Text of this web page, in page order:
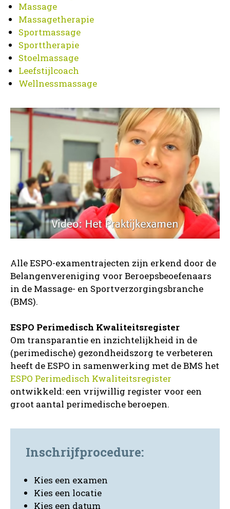
Massage
Massagetherapie
Sportmassage
Sporttherapie
Stoelmassage
Leefstijlcoach
Wellnessmassage
Alle ESPO-examentrajecten zijn erkend door de
Belangenvereniging voor Beroepsbeoefenaars
in de Massage- en Sportverzorgingsbranche
(BMS).
ESPO Perimedisch Kwaliteitsregister
Om transparantie en inzichtelijkheid in de
(perimedische) gezondheidszorg te verbeteren
heeft de ESPO in samenwerking met de BMS het
ESPO Perimedisch Kwaliteitsregister
ontwikkeld: een vrijwillig register voor een
groot aantal perimedische beroepen.
Inschrijfprocedure:
Kies een examen
Kies een locatie
Kies een datum